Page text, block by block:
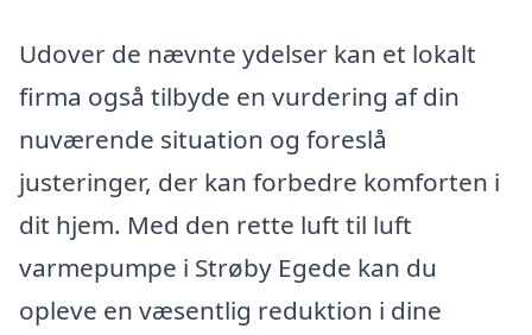
Udover de nævnte ydelser kan et lokalt
firma også tilbyde en vurdering af din
nuværende situation og foreslå
justeringer, der kan forbedre komforten i
dit hjem. Med den rette luft til luft
varmepumpe i Strøby Egede kan du
opleve en væsentlig reduktion i dine